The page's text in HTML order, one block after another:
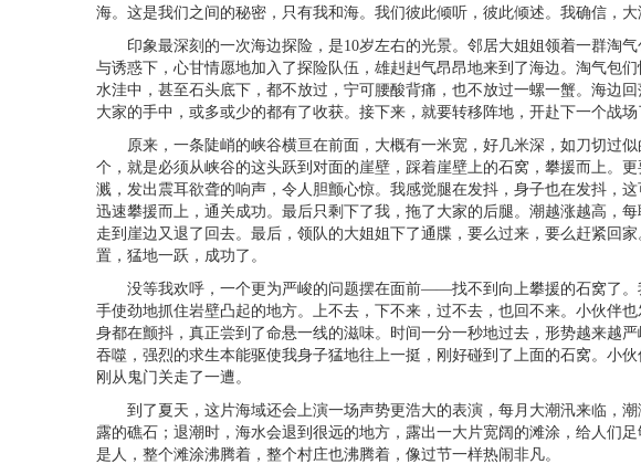
海。这是我们之间的秘密，只有我和海。我们彼此倾听，彼此倾述。我确信，大
印象最深刻的一次海边探险，是10岁左右的光景。邻居大姐姐领着一群淘
与诱惑下，心甘情愿地加入了探险队伍，雄赳赳气昂昂地来到了海边。淘气包
水洼中，甚至石头底下，都不放过，宁可腰酸背痛，也不放过一螺一蟹。海边
大家的手中，或多或少的都有了收获。接下来，就要转移阵地，开赴下一个战
原来，一条陡峭的峡谷横亘在前面，大概有一米宽，好几米深，如刀切过似
个，就是必须从峡谷的这头跃到对面的崖壁，踩着崖壁上的石窝，攀援而上。
溅，发出震耳欲聋的响声，令人胆颤心惊。我感觉腿在发抖，身子也在发抖，
迅速攀援而上，通关成功。最后只剩下了我，拖了大家的后腿。潮越涨越高，
走到崖边又退了回去。最后，领队的大姐姐下了通牒，要么过来，要么赶紧回
置，猛地一跃，成功了。
没等我欢呼，一个更为严峻的问题摆在面前——找不到向上攀援的石窝了。
手使劲地抓住岩壁凸起的地方。上不去，下不来，过不去，也回不来。小伙伴
身都在颤抖，真正尝到了命悬一线的滋味。时间一分一秒地过去，形势越来越
吞噬，强烈的求生本能驱使我身子猛地往上一挺，刚好碰到了上面的石窝。小
刚从鬼门关走了一遭。
到了夏天，这片海域还会上演一场声势更浩大的表演，每月大潮汛来临，潮
露的礁石；退潮时，海水会退到很远的地方，露出一大片宽阔的滩涂，给人们
是人，整个滩涂沸腾着，整个村庄也沸腾着，像过节一样热闹非凡。